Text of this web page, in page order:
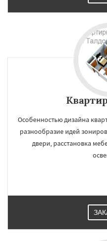
Особенностью дизайна
разнообразие идей
двери, расстановка